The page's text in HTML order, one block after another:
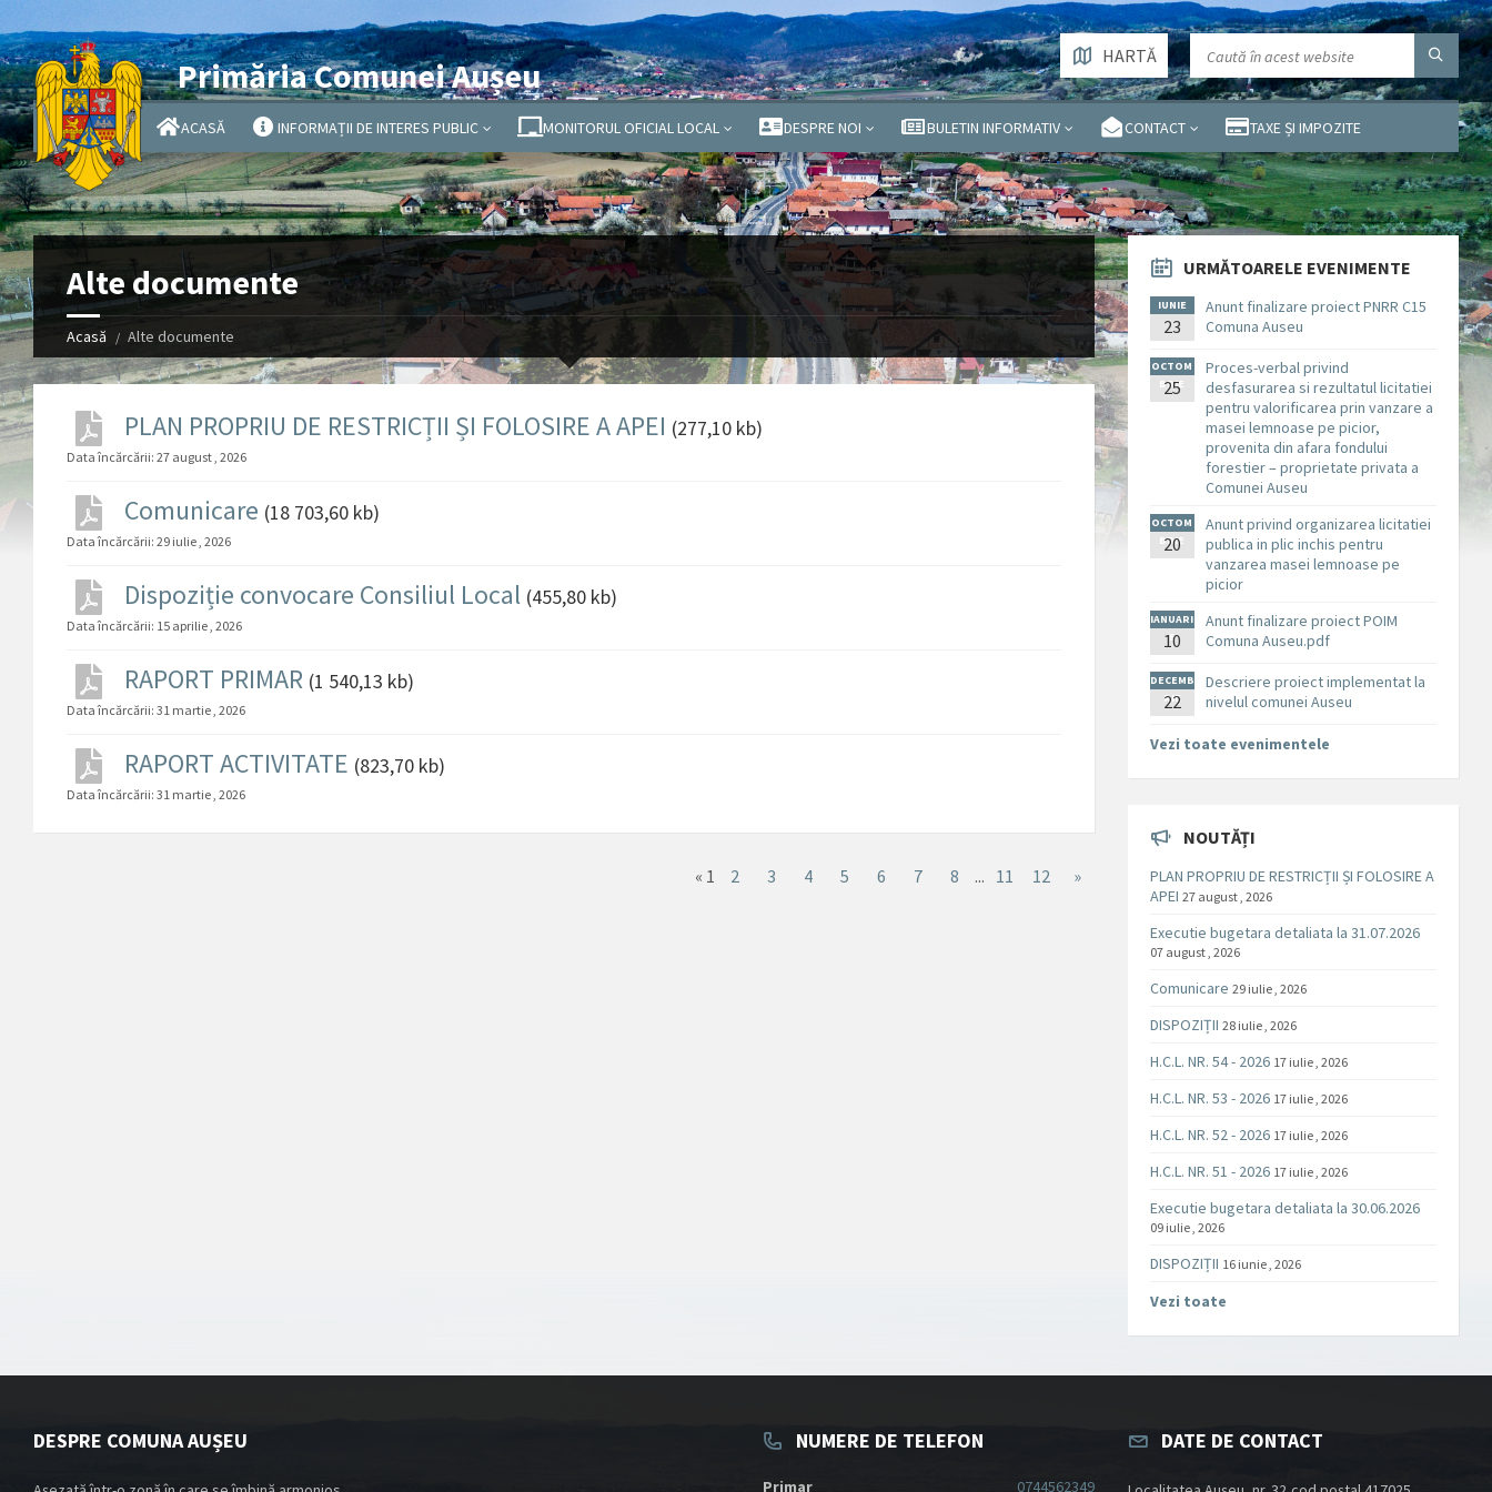
Primăria Comunei Aușeu
ACASĂ INFORMAȚII DE INTERES PUBLIC MONITORUL OFICIAL LOCAL DESPRE NOI BULETIN INFORMATIV CONTACT TAXE ȘI IMPOZITE
HARTĂ
Alte documente
Acasă Alte documente
PLAN PROPRIU DE RESTRICȚII ȘI FOLOSIRE A APEI (277,10 kb)
Data încărcării: 27 august , 2026
Comunicare (18 703,60 kb)
Data încărcării: 29 iulie , 2026
Dispoziție convocare Consiliul Local (455,80 kb)
Data încărcării: 15 aprilie , 2026
RAPORT PRIMAR (1 540,13 kb)
Data încărcării: 31 martie , 2026
RAPORT ACTIVITATE (823,70 kb)
Data încărcării: 31 martie , 2026
« 1 2 3 4 5 6 7 8 ... 11 12 »
URMĂTOARELE EVENIMENTE
IUNIE
23
Anunt finalizare proiect PNRR C15
Comuna Auseu
OCTOM
BRIE
25
Proces-verbal privind
desfasurarea si rezultatul licitatiei
pentru valorificarea prin vanzare a
masei lemnoase pe picior,
provenita din afara fondului
forestier – proprietate privata a
Comunei Auseu
OCTOM
BRIE
20
Anunt privind organizarea licitatiei
publica in plic inchis pentru
vanzarea masei lemnoase pe
picior
IANUARI
E
10
Anunt finalizare proiect POIM
Comuna Auseu.pdf
DECEMB
RIE
22
Descriere proiect implementat la
nivelul comunei Auseu
Vezi toate evenimentele
NOUTĂȚI
PLAN PROPRIU DE RESTRICȚII ȘI FOLOSIRE A
APEI 27 august , 2026
Executie bugetara detaliata la 31.07.2026
07 august , 2026
Comunicare 29 iulie , 2026
DISPOZIȚII 28 iulie , 2026
H.C.L. NR. 54 - 2026 17 iulie , 2026
H.C.L. NR. 53 - 2026 17 iulie , 2026
H.C.L. NR. 52 - 2026 17 iulie , 2026
H.C.L. NR. 51 - 2026 17 iulie , 2026
Executie bugetara detaliata la 30.06.2026
09 iulie , 2026
DISPOZIȚII 16 iunie , 2026
Vezi toate
DESPRE COMUNA AUȘEU NUMERE DE TELEFON
Primar 0744562349
DATE DE CONTACT